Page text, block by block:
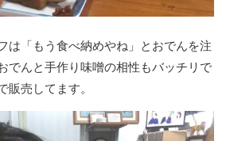
は「もう食べ納めやね」とおでんを注
でんと手作り味噌の相性もバッチリで
販売してます。